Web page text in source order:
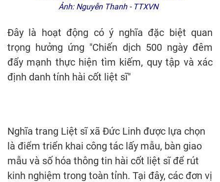
Ảnh: Nguyễn Thanh - TTXVN
Đây là hoạt động có ý nghĩa đặc biệt quan
trọng hưởng ứng "Chiến dịch 500 ngày đêm
đẩy mạnh thực hiện tìm kiếm, quy tập và xác
định danh tính hài cốt liệt sĩ"
Nghĩa trang Liệt sĩ xã Đức Linh được lựa chọn
là điểm triển khai công tác lấy mẫu, bàn giao
mẫu và số hóa thông tin hài cốt liệt sĩ để rút
kinh nghiệm trong toàn tỉnh. Tại đây, các đơn vị